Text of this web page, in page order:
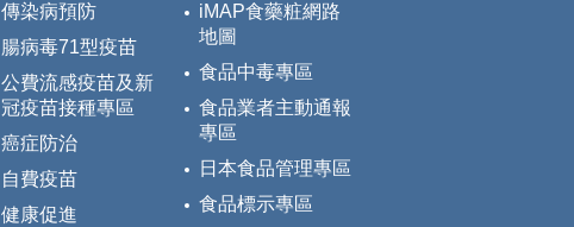
傳染病預防
腸病毒71型疫苗
公費流感疫苗及新
冠疫苗接種專區
癌症防治
自費疫苗
健康促進
iMAP食藥粧網路
地圖
食品中毒專區
食品業者主動通報
專區
日本食品管理專區
食品標示專區